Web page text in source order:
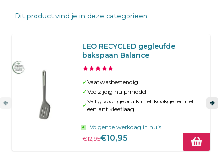
Dit product vind je in deze categorieen:
LEO RECYCLED gegleufde
bakspaan Balance
✓Vaatwasbestendig
✓Veelzijdig hulpmiddel
✓
Veilig voor gebruik met kookgerei met
een antikleeflaag
Volgende werkdag in huis
€12,95€10,95